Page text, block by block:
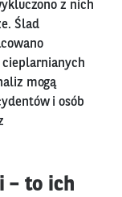
z nich
Ślad
cieplarnianych
mogą
i osób
– to ich